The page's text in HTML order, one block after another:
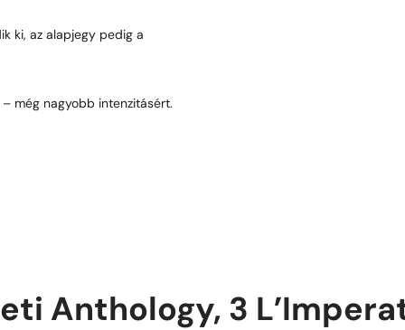
ki, az alapjegy pedig a
még nagyobb intenzitásért.
Anthology, 3